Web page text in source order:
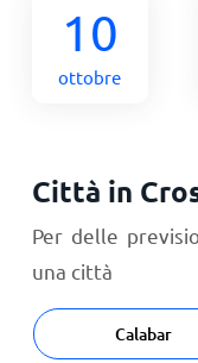
10
ottobre
Città in
Per delle
una città
Calabar